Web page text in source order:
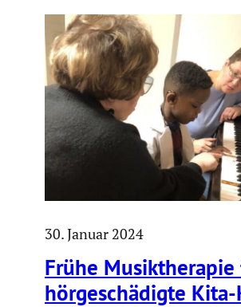
30. Januar 2024
Frühe
hörge­schä­digte